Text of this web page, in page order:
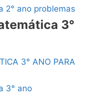
2° ano problemas
3°
3° ANO PARA
3° ano